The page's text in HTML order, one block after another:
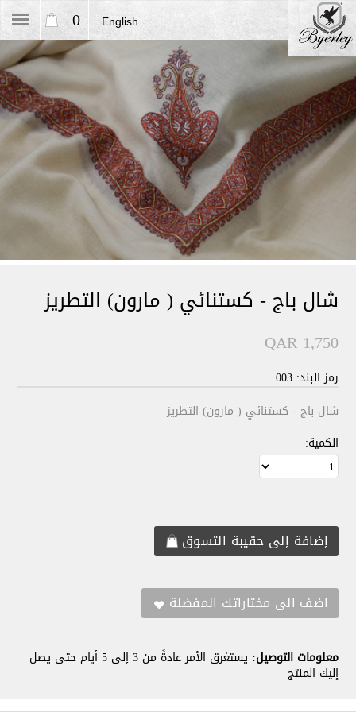
English
0
شال باج - كستنائي ( مارون) التطريز
QAR 1,750
رمز البند: 003
شال باج - كستنائي ( مارون) التطريز
الكمية:
معلومات التوصيل: يستغرق الأمر عادةً من 3 إلى 5 أيام حتى يصل
إليك المنتج